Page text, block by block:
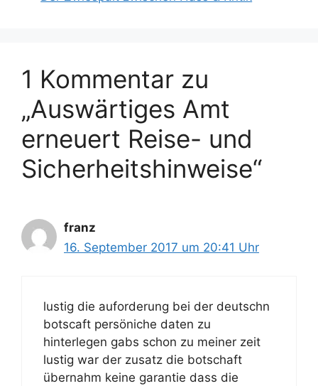
1 Kommentar zu
„Auswärtiges Amt
erneuert Reise- und
Sicherheitshinweise“
franz
16. September 2017 um 20:41 Uhr
lustig die auforderung bei der deutschn
botscaft persöniche daten zu
hinterlegen gabs schon zu meiner zeit
lustig war der zusatz die botschaft
übernahm keine garantie dass die